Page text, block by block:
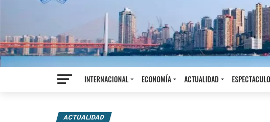
INTERNACIONAL ECONOMÍA ACTUALIDAD
ACTUALIDAD